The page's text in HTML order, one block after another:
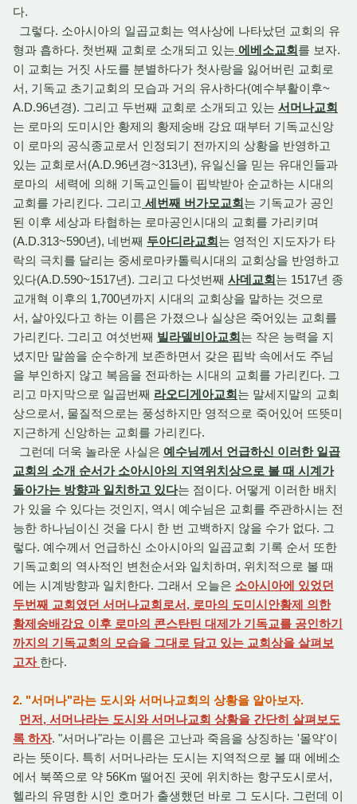
다.
그렇다. 소아시아의 일곱교회는 역사상에 나타났던 교회의 유
형과 흡하다. 첫번째 교회로 소개되고 있는 에베소교회를 보자.
이 교회는 거짓 사도를 분별하다가 첫사랑을 잃어버린 교회로
서, 기독교 초기교회의 모습과 거의 유사하다(예수부활이후~
A.D.96년경). 그리고 두번째 교회로 소개되고 있는 서머나교회
는 로마의 도미시안 황제의 황제숭배 강요 때부터 기독교신앙
이 로마의 공식종교로서 인정되기 전까지의 상황을 반영하고
있는 교회로서(A.D.96년경~313년), 유일신을 믿는 유대인들과
로마의 세력에 의해 기독교인들이 핍박받아 순교하는 시대의
교회를 가리킨다. 그리고 세번째 버가모교회는 기독교가 공인
된 이후 세상과 타협하는 로마공인시대의 교회를 가리키며
(A.D.313~590년), 네번째 두아디라교회는 영적인 지도자가 타
락의 극치를 달리는 중세로마카톨릭시대의 교회상을 반영하고
있다(A.D.590~1517년). 그리고 다섯번째 사데교회는 1517년 종
교개혁 이후의 1,700년까지 시대의 교회상을 말하는 것으로
서, 살아있다고 하는 이름은 가졌으나 실상은 죽어있는 교회를
가리킨다. 그리고 여섯번째 빌라델비아교회는 작은 능력을 지
녔지만 말씀을 순수하게 보존하면서 갖은 핍박 속에서도 주님
을 부인하지 않고 복음을 전파하는 시대의 교회를 가리킨다. 그
리고 마지막으로 일곱번째 라오디게아교회는 말세지말의 교회
상으로서, 물질적으로는 풍성하지만 영적으로 죽어있어 뜨뜻미
지근하게 신앙하는 교회를 가리킨다.
그런데 더욱 놀라운 사실은 예수님께서 언급하신 이러한 일곱
교회의 소개 순서가 소아시아의 지역위치상으로 볼 때 시계가
돌아가는 방향과 일치하고 있다는 점이다. 어떻게 이러한 배치
가 있을 수 있다는 것인지, 역시 예수님은 교회를 주관하시는 전
능한 하나님이신 것을 다시 한 번 고백하지 않을 수가 없다. 그
렇다. 예수께서 언급하신 소아시아의 일곱교회 기록 순서 또한
기독교회의 역사적인 변천순서와 일치하며, 위치적으로 볼 때
에는 시계방향과 일치한다. 그래서 오늘은 소아시아에 있었던
두번째 교회였던 서머나교회로서, 로마의 도미시안황제 의한
황제숭배강요 이후 로마의 콘스탄틴 대제가 기독교를 공인하기
까지의 기독교회의 모습을 그대로 담고 있는 교회상을 살펴보
고자 한다.
2. "서머나"라는 도시와 서머나교회의 상황을 알아보자.
먼저, 서머나라는 도시와 서머나교회 상황을 간단히 살펴보도
록 하자. "서머나"라는 이름은 고난과 죽음을 상징하는 '몰약'이
라는 뜻이다. 특히 서머나라는 도시는 지역적으로 볼 때 에베소
에서 북쪽으로 약 56Km 떨어진 곳에 위치하는 항구도시로서,
헬라의 유명한 시인 호머가 출생했던 바로 그 도시다. 그런데 이